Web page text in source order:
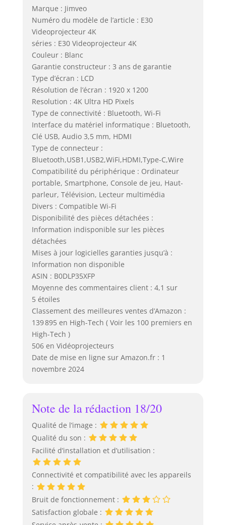
Marque : Jimveo
Numéro du modèle de l’article : E30
Videoprojecteur 4K
séries : E30 Videoprojecteur 4K
Couleur : Blanc
Garantie constructeur : 3 ans de garantie
Type d’écran : LCD
Résolution de l’écran : 1920 x 1200
Resolution : 4K Ultra HD Pixels
Type de connectivité : Bluetooth, Wi-Fi
Interface du matériel informatique : Bluetooth,
Clé USB, Audio 3,5 mm, HDMI
Type de connecteur :
Bluetooth,USB1,USB2,WiFi,HDMI,Type-C,Wire
Compatibilité du périphérique : Ordinateur
portable, Smartphone, Console de jeu, Haut-
parleur, Télévision, Lecteur multimédia
Divers : Compatible Wi-Fi
Disponibilité des pièces détachées :
Information indisponible sur les pièces
détachées
Mises à jour logicielles garanties jusqu’à :
Information non disponible
ASIN : B0DLP35XFP
Moyenne des commentaires client : 4,1 sur
5 étoiles
Classement des meilleures ventes d’Amazon :
139 895 en High-Tech ( Voir les 100 premiers en
High-Tech )
506 en Vidéoprojecteurs
Date de mise en ligne sur Amazon.fr : 1
novembre 2024
Note de la rédaction 18/20
Qualité de l’image :
Qualité du son :
Facilité d’installation et d’utilisation :
Connectivité et compatibilité avec les appareils
:
Bruit de fonctionnement :
Satisfaction globale :